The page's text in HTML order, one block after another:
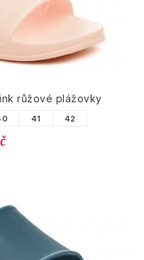
růžové plážovky
41 42